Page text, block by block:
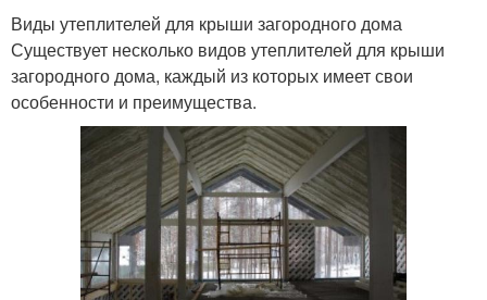
Виды утеплителей для крыши загородного дома
Существует несколько видов утеплителей для крыши
загородного дома, каждый из которых имеет свои
особенности и преимущества.